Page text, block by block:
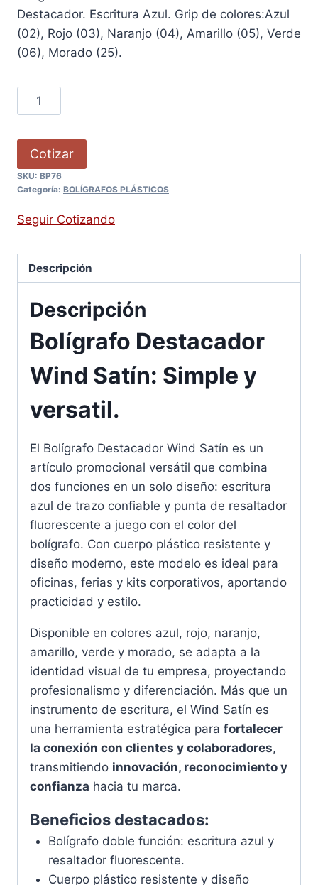
Destacador. Escritura Azul. Grip de colores:Azul
(02), Rojo (03), Naranjo (04), Amarillo (05), Verde
(06), Morado (25).
Cotizar
SKU: BP76
Categoría: BOLÍGRAFOS PLÁSTICOS
Seguir Cotizando
Descripción
Descripción
Bolígrafo Destacador
Wind Satín: Simple y
versatil.
El Bolígrafo Destacador Wind Satín es un
artículo promocional versátil que combina
dos funciones en un solo diseño: escritura
azul de trazo confiable y punta de resaltador
fluorescente a juego con el color del
bolígrafo. Con cuerpo plástico resistente y
diseño moderno, este modelo es ideal para
oficinas, ferias y kits corporativos, aportando
practicidad y estilo.
Disponible en colores azul, rojo, naranjo,
amarillo, verde y morado, se adapta a la
identidad visual de tu empresa, proyectando
profesionalismo y diferenciación. Más que un
instrumento de escritura, el Wind Satín es
una herramienta estratégica para fortalecer
la conexión con clientes y colaboradores,
transmitiendo innovación, reconocimiento y
confianza hacia tu marca.
Beneficios destacados:
Bolígrafo doble función: escritura azul y
resaltador fluorescente.
Cuerpo plástico resistente y diseño